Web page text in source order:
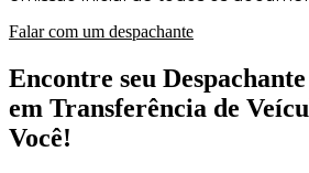
Falar com um despachante
Encontre seu
em Transferência de
Você!